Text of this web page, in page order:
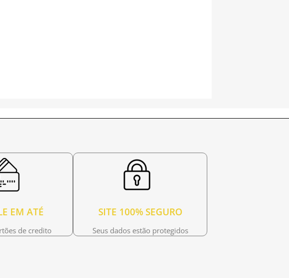
EM ATÉ
de credito
SITE 100% SEGURO
Seus dados estão protegidos